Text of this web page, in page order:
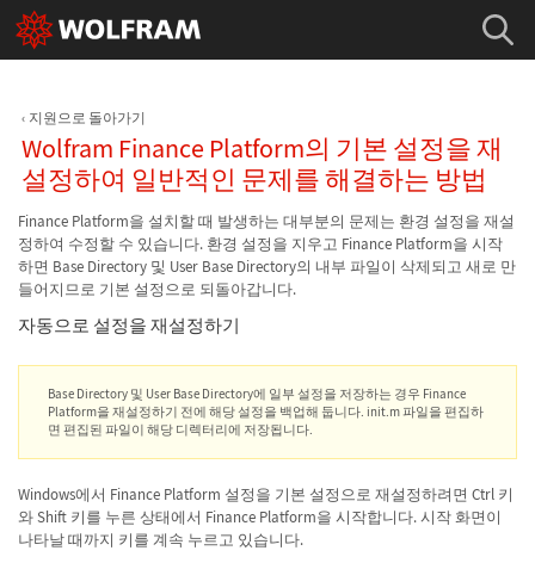
지원으로 돌아가기
Wolfram Finance Platform의 기본 설정을 재
설정하여 일반적인 문제를 해결하는 방법
Finance Platform을 설치할 때 발생하는 대부분의 문제는 환경 설정을 재설
정하여 수정할 수 있습니다. 환경 설정을 지우고 Finance Platform을 시작
하면 Base Directory 및 User Base Directory의 내부 파일이 삭제되고 새로 만
들어지므로 기본 설정으로 되돌아갑니다.
자동으로 설정을 재설정하기
Base Directory 및 User Base Directory에 일부 설정을 저장하는 경우 Finance
Platform을 재설정하기 전에 해당 설정을 백업해 둡니다. init.m 파일을 편집하
면 편집된 파일이 해당 디렉터리에 저장됩니다.
Windows에서 Finance Platform 설정을 기본 설정으로 재설정하려면 Ctrl 키
와 Shift 키를 누른 상태에서 Finance Platform을 시작합니다. 시작 화면이
나타날 때까지 키를 계속 누르고 있습니다.